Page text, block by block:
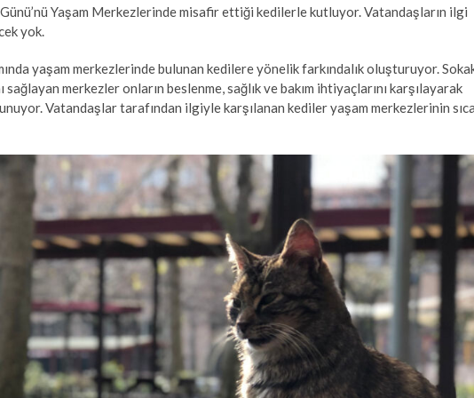
Yaşam Merkezlerinde misafir ettiği kedilerle kutluyor. Vatandaşların ilgi
yok.
yaşam merkezlerinde bulunan kedilere yönelik farkındalık oluşturuyor.
merkezler onların beslenme, sağlık ve bakım ihtiyaçlarını karşılayarak
Vatandaşlar tarafından ilgiyle karşılanan kediler yaşam merkezlerinin